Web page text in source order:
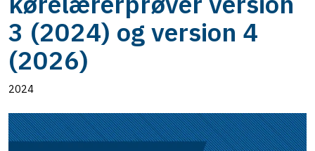
3 (2024) og version 4
(2026)
2024